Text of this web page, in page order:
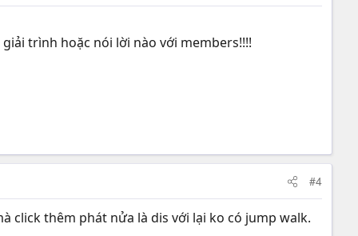
trình hoặc nói lời nào với members!!!!
#4
click thêm phát nửa là dis với lại ko có jump walk.